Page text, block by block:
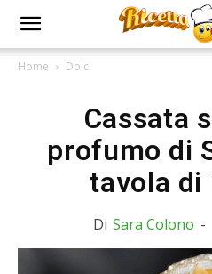
Home Dolci
Cassata
profumo di
tavola di
Di Sara Colono -